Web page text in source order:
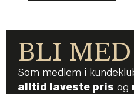
BLI
Som medlem i
alltid laveste pris og